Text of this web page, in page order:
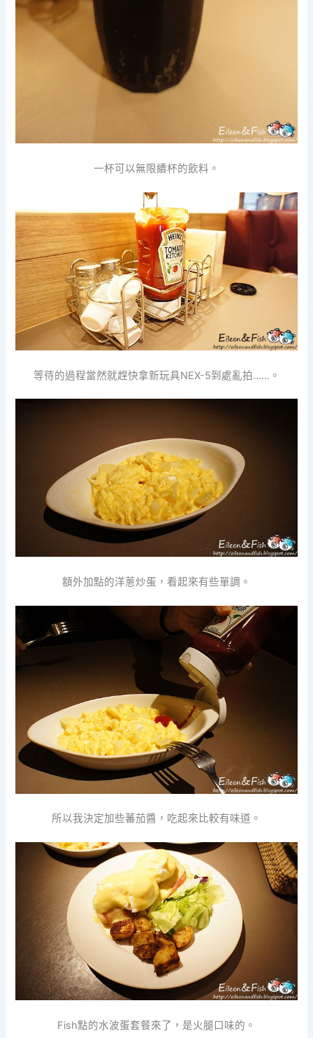
一杯可以無限續杯的飲料。
等待的過程當然就趕快拿新玩具NEX-5到處亂拍……。
額外加點的洋蔥炒蛋，看起來有些單調。
所以我決定加些蕃茄醬，吃起來比較有味道。
Fish點的水波蛋套餐來了，是火腿口味的。